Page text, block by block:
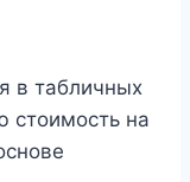
в табличных
стоимость на